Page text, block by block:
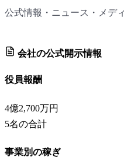
公式情報・ニュース・メデ
会社の公式開示情報
役員報酬
4億2,700万円
5名の合計
事業別の稼ぎ